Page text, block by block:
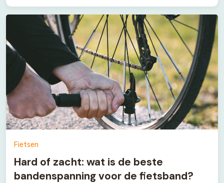
Fietsen
Hard of zacht: wat is de beste
bandenspanning voor de fietsband?